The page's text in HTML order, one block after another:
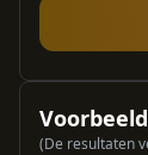
(De resultaten